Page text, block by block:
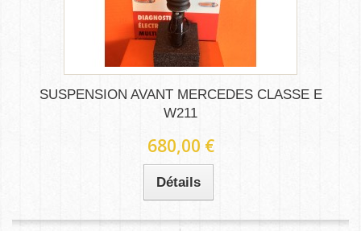
SUSPENSION AVANT MERCEDES CLASSE E
W211
680,00 €
Détails